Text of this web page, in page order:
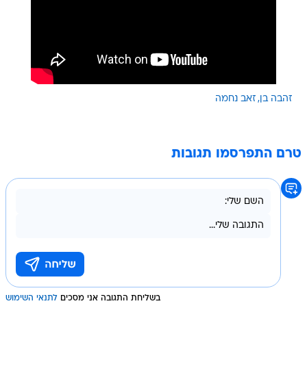
זהבה בן זאב נחמה
טרם התפרסמו תגובות
בשליחת התגובה אני מסכים לתנאי השימוש